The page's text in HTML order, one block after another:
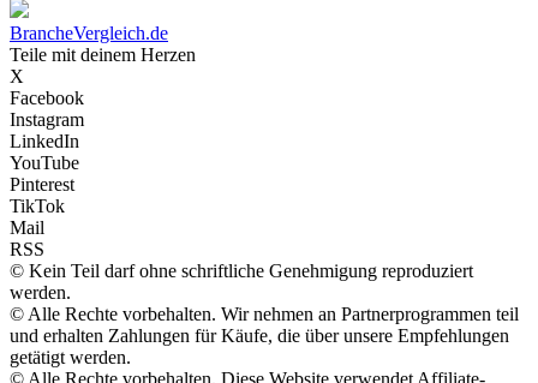
BrancheVergleich.de
Teile mit deinem Herzen
X
Facebook
Instagram
LinkedIn
YouTube
Pinterest
TikTok
Mail
RSS
© Kein Teil darf ohne schriftliche Genehmigung reproduziert
werden.
© Alle Rechte vorbehalten. Wir nehmen an Partnerprogrammen teil
und erhalten Zahlungen für Käufe, die über unsere Empfehlungen
getätigt werden.